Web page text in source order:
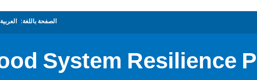
الصفحة باللغة: العربية
System Resilience